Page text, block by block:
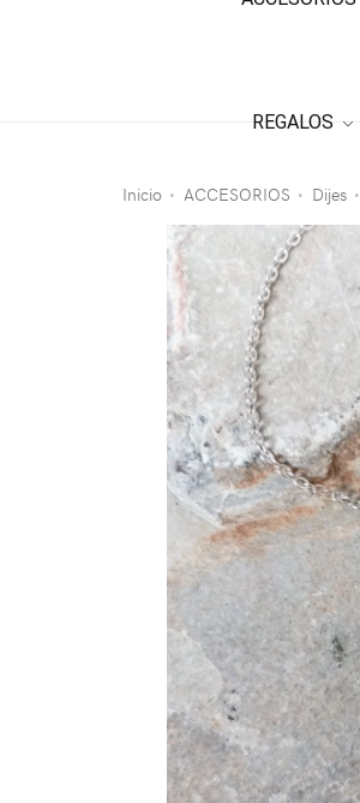
REGALOS
Inicio • ACCESORIOS • Dijes •